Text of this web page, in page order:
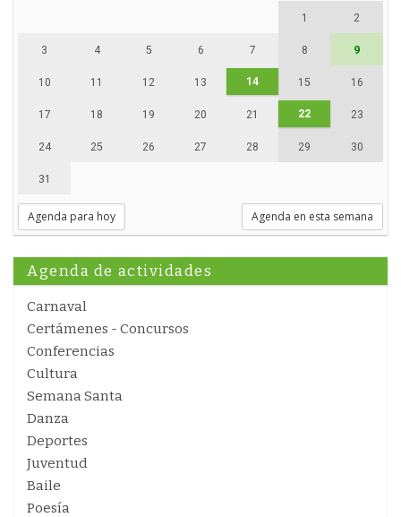
1 2
3 4 5 6 7 8 9
10 11 12 13 14 15 16
17 18 19 20 21 22 23
24 25 26 27 28 29 30
31
Agenda para hoy Agenda en esta semana
Agenda de actividades
Carnaval
Certámenes - Concursos
Conferencias
Cultura
Semana Santa
Danza
Deportes
Juventud
Baile
Poesía